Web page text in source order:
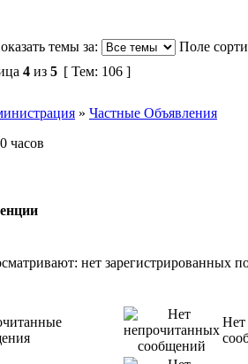
темы за:
Поле
4 из 5 [ Тем: 106 ]
» Частные Объявления
часов
нет зарегистрированных
Нет